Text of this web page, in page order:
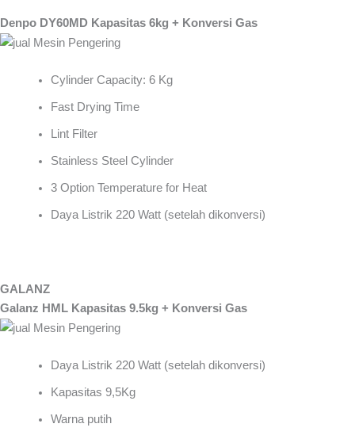
Denpo DY60MD Kapasitas 6kg + Konversi Gas
Cylinder Capacity: 6 Kg
Fast Drying Time
Lint Filter
Stainless Steel Cylinder
3 Option Temperature for Heat
Daya Listrik 220 Watt (setelah dikonversi)
GALANZ
Galanz HML Kapasitas 9.5kg + Konversi Gas
Daya Listrik 220 Watt (setelah dikonversi)
Kapasitas 9,5Kg
Warna putih